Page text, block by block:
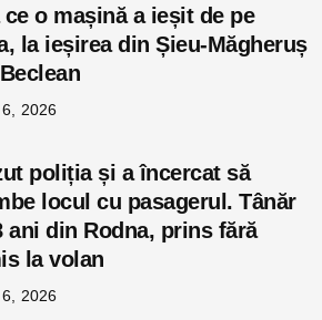
ce o mașină a ieșit de pe
la ieșirea din Șieu-Măgheruș
2026
poliția și a încercat să
locul cu pasagerul. Tânăr
ani din Rodna, prins fără
la volan
2026